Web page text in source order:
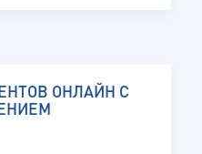
ОНЛАЙН С